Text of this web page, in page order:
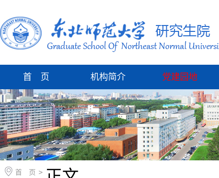
首 页 机构简介 党建园地
首 页 >